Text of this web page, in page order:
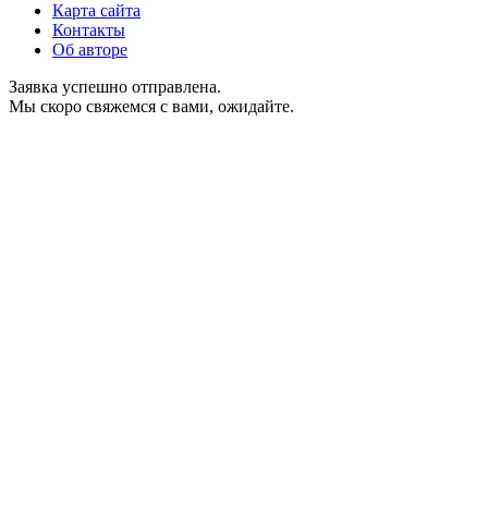
Карта сайта
Контакты
Об авторе
Заявка успешно отправлена.
Мы скоро свяжемся с вами, ожидайте.